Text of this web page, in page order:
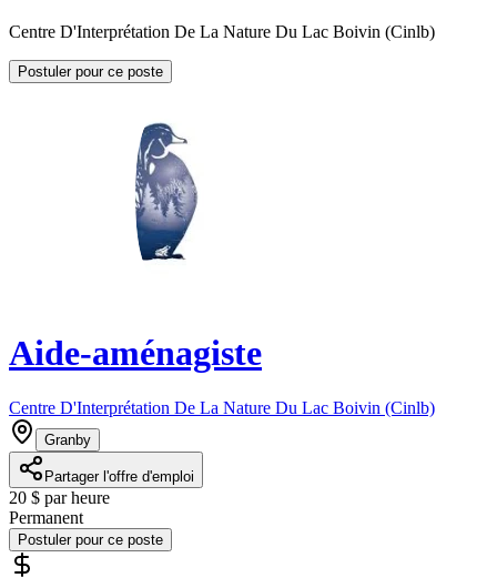
Centre D'Interprétation De La Nature Du Lac Boivin (Cinlb)
Postuler pour ce poste
Aide-aménagiste
Centre D'Interprétation De La Nature Du Lac Boivin (Cinlb)
Granby
Partager l'offre d'emploi
20 $ par heure
Permanent
Postuler pour ce poste